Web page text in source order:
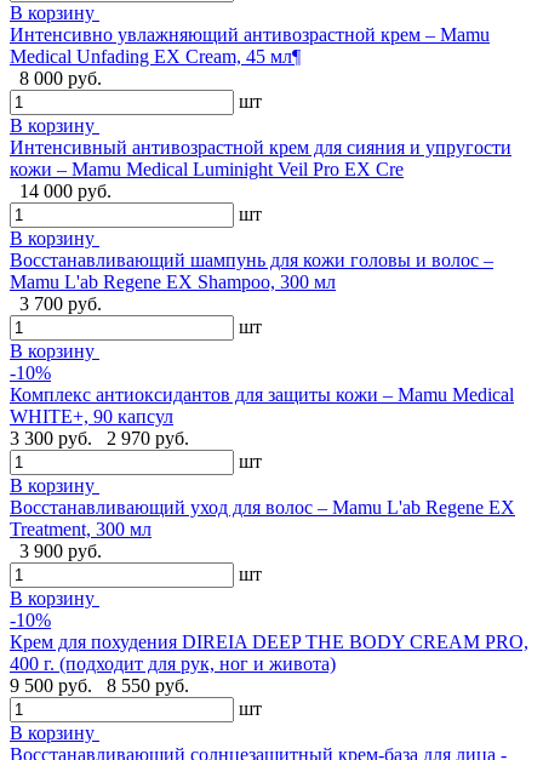
В корзину
Интенсивно увлажняющий антивозрастной крем – Mamu
Medical Unfading EX Cream, 45 мл¶
8 000 руб.
шт
В корзину
Интенсивный антивозрастной крем для сияния и упругости
кожи – Mamu Medical Luminight Veil Pro EX Cre
14 000 руб.
шт
В корзину
Восстанавливающий шампунь для кожи головы и волос –
Mamu L'ab Regene EX Shampoo, 300 мл
3 700 руб.
шт
В корзину
-10%
Комплекс антиоксидантов для защиты кожи – Mamu Medical
WHITE+, 90 капсул
3 300 руб.
2 970 руб.
шт
В корзину
Восстанавливающий уход для волос – Mamu L'ab Regene EX
Treatment, 300 мл
3 900 руб.
шт
В корзину
-10%
Крем для похудения DIREIA DEEP THE BODY CREAM PRO,
400 г. (подходит для рук, ног и живота)
9 500 руб.
8 550 руб.
шт
В корзину
Восстанавливающий солнцезащитный крем-база для лица -